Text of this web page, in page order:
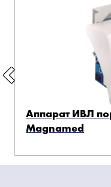
Аппарат ИВЛ
Magnamed